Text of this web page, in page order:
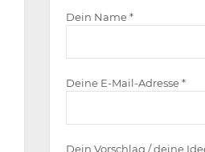
Dein Name *
Deine E-Mail-Adresse *
Dein Vorschlag / deine